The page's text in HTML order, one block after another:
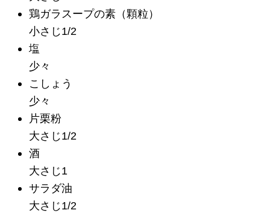
鶏ガラスープの素 （顆粒）
小さじ1/2
塩
少々
こしょう
少々
片栗粉
大さじ1/2
酒
大さじ1
サラダ油
大さじ1/2